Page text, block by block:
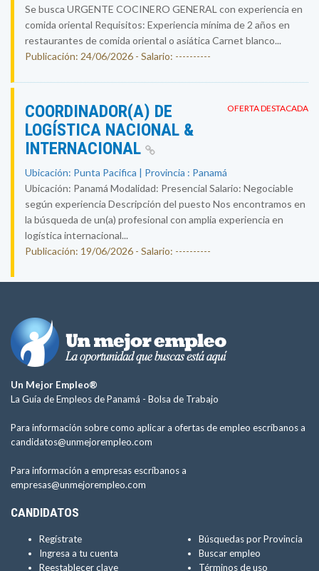
Se busca URGENTE COCINERO GENERAL con experiencia en
comida oriental Requisitos: Experiencia mínima de 2 años en
restaurantes de comida oriental o asiática Carnet blanco...
Publicación: 24/06/2026 - Salario: ----------
OFERTA DESTACADA
COORDINADOR(A) DE
LOGÍSTICA NACIONAL &
INTERNACIONAL
Ubicación: Punta Pacifica | Provincia : Panamá
Ubicación: Panamá Modalidad: Presencial Salario: Negociable
según experiencia Descripción del puesto Nos encontramos en
la búsqueda de un(a) profesional con amplia experiencia en
logística internacional...
Publicación: 19/06/2026 - Salario: ----------
Un Mejor Empleo®
La Guía de Empleos de Panamá - Bolsa de Trabajo
Para información sobre como aplicar a ofertas de empleo escríbanos a
candidatos@unmejorempleo.com
Para información a empresas escríbanos a
empresas@unmejorempleo.com
CANDIDATOS
Regístrate
Ingresa a tu cuenta
Reestablecer clave
Búsquedas por Provincia
Buscar empleo
Términos de uso